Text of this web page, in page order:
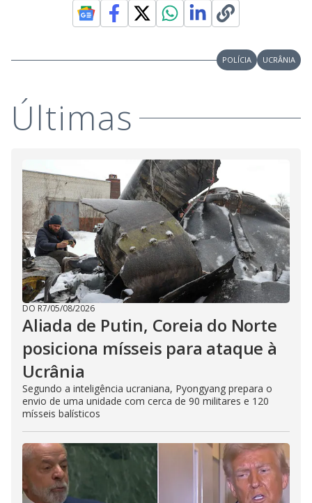
POLÍCIA UCRÂNIA
Últimas
DO R7/05/08/2026
Aliada de Putin, Coreia do Norte
posiciona mísseis para ataque à
Ucrânia
Segundo a inteligência ucraniana, Pyongyang prepara o
envio de uma unidade com cerca de 90 militares e 120
mísseis balísticos